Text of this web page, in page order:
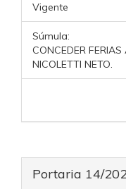
Vigente
Súmula:
CONCEDER
NICOLETTI NETO.
Portaria 14/